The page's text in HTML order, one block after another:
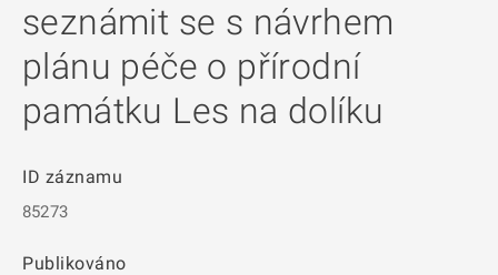
seznámit se s návrhem
plánu péče o přírodní
památku Les na dolíku
ID záznamu
85273
Publikováno